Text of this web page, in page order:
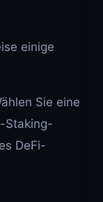
einige
Sie eine
Staking-
DeFi-